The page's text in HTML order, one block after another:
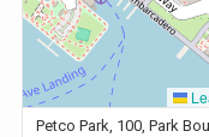
Petco Park, 100, Park